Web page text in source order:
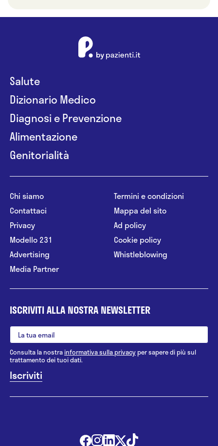
Salute
Dizionario Medico
Diagnosi e Prevenzione
Alimentazione
Genitorialità
Chi siamo
Contattaci
Privacy
Modello 231
Advertising
Media Partner
Termini e condizioni
Mappa del sito
Ad policy
Cookie policy
Whistleblowing
ISCRIVITI ALLA NOSTRA NEWSLETTER
Consulta la nostrainformativa sulla privacy per sapere di più sul
trattamento dei tuoi dati.